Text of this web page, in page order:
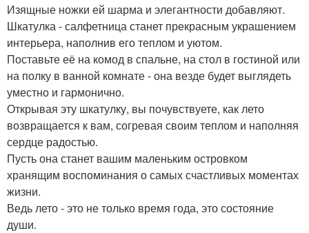
Изящные ножки ей шарма и элегантности добавляют.
Шкатулка - салфетница станет прекрасным украшением
интерьера, наполнив его теплом и уютом.
Поставьте её на комод в спальне, на стол в гостиной или
на полку в ванной комнате - она везде будет выглядеть
уместно и гармонично.
Открывая эту шкатулку, вы почувствуете, как лето
возвращается к вам, согревая своим теплом и наполняя
сердце радостью.
Пусть она станет вашим маленьким островком
хранящим воспоминания о самых счастливых моментах
жизни.
Ведь лето - это не только время года, это состояние
души.